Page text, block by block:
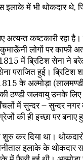
इलाके में भी थोकदार थे,
कष्टकारी रहा
लोगों पर काफी
में ब्रिटिश सेना ने
पराजित हुई। ब्रिटिश
के अल्मोड़ा
की ठण्डी जलवायु उनके लिए
में सुन्दर – सुन्दर
की ही इच्छा पर बनाए
कर दिया था।
इलाके के